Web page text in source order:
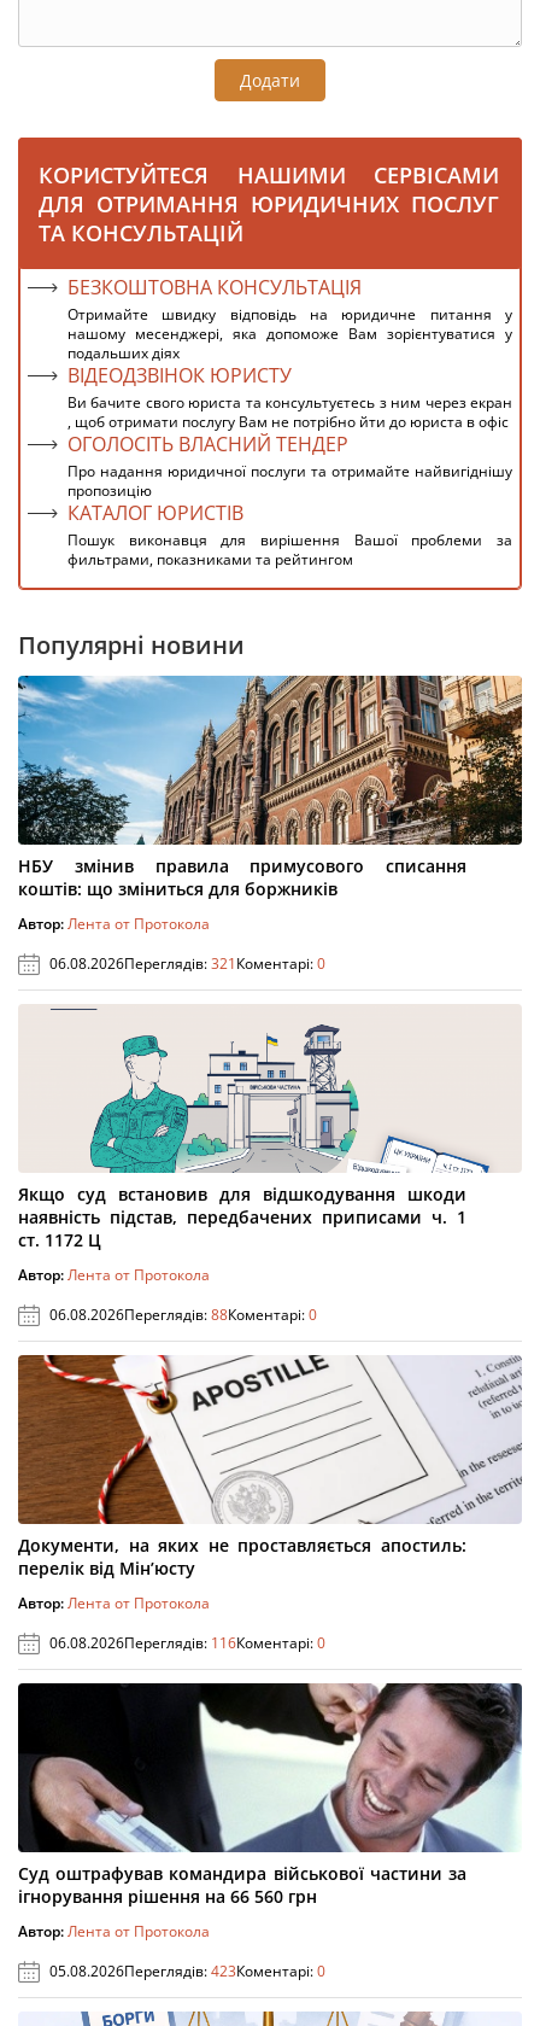
Додати
КОРИСТУЙТЕСЯ НАШИМИ СЕРВІСАМИ
ДЛЯ ОТРИМАННЯ ЮРИДИЧНИХ ПОСЛУГ
ТА КОНСУЛЬТАЦІЙ
БЕЗКОШТОВНА КОНСУЛЬТАЦІЯ
Отримайте швидку відповідь на юридичне питання у
нашому месенджері, яка допоможе Вам зорієнтуватися у
подальших діях
ВІДЕОДЗВІНОК ЮРИСТУ
Ви бачите свого юриста та консультуєтесь з ним через екран
, щоб отримати послугу Вам не потрібно йти до юриста в офіс
ОГОЛОСІТЬ ВЛАСНИЙ ТЕНДЕР
Про надання юридичної послуги та отримайте найвигіднішу
пропозицію
КАТАЛОГ ЮРИСТІВ
Пошук виконавця для вирішення Вашої проблеми за
фильтрами, показниками та рейтингом
Популярні новини
НБУ змінив правила примусового списання
коштів: що зміниться для боржників
Автор:Лента от Протокола
06.08.2026Переглядів:321Коментарі:0
Якщо суд встановив для відшкодування шкоди
наявність підстав, передбачених приписами ч. 1
ст. 1172 Ц
Автор:Лента от Протокола
06.08.2026Переглядів:88Коментарі:0
Документи, на яких не проставляється апостиль:
перелік від Мін’юсту
Автор:Лента от Протокола
06.08.2026Переглядів: 116Коментарі:0
Суд оштрафував командира військової частини за
ігнорування рішення на 66 560 грн
Автор:Лента от Протокола
05.08.2026Переглядів:423Коментарі:0